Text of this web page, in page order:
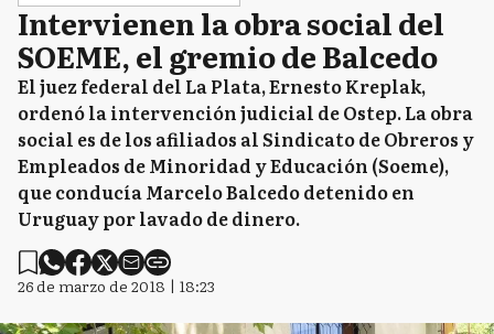
Intervienen la obra social del
SOEME, el gremio de Balcedo
El juez federal del La Plata, Ernesto Kreplak,
ordenó la intervención judicial de Ostep. La obra
social es de los afiliados al Sindicato de Obreros y
Empleados de Minoridad y Educación (Soeme),
que conducía Marcelo Balcedo detenido en
Uruguay por lavado de dinero.
26 de marzo de 2018 | 18:23